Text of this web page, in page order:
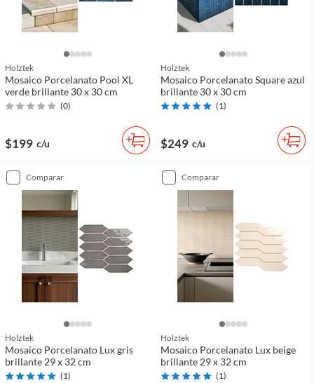
Holztek
Mosaico Porcelanato Pool XL
verde brillante 30 x 30 cm
(0)
$199 c/u
Holztek
Mosaico Porcelanato Square azul
brillante 30 x 30 cm
(1)
$249 c/u
comparar
Holztek
Mosaico Porcelanato Lux gris
brillante 29 x 32 cm
(1)
comparar
Holztek
Mosaico Porcelanato Lux beige
brillante 29 x 32 cm
(1)